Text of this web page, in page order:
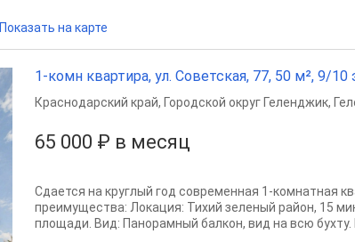
Показать на карте
1-комн квартира, ул. Советская, 77, 50 м², 9/10
65 000 ₽ в месяц
Краснодарский край, Городской округ Геленджик,
Сдается на круглый год современная 1-комнатная
преимущества: Локация: Тихий зеленый район, 15
площади. Вид: Панорамный балкон, вид на всю бухту.